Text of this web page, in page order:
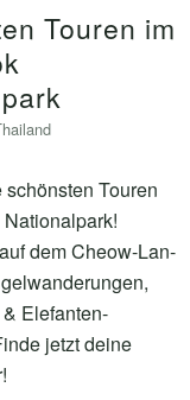
Touren im
Touren
dem Cheow-Lan-
Elefanten-
jetzt deine